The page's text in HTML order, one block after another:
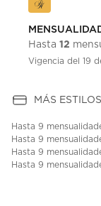
Hasta 12
Vigencia del 19
MÁS
Hasta 9
Hasta 9
Hasta 9
Hasta 9